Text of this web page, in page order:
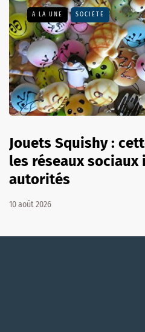
A LA UNE SOCIÉTÉ
Jouets Squishy :
les réseaux sociaux
autorités
10 août 2026